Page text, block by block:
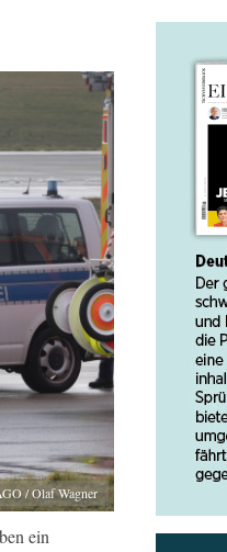
/ Olaf Wagner
ein